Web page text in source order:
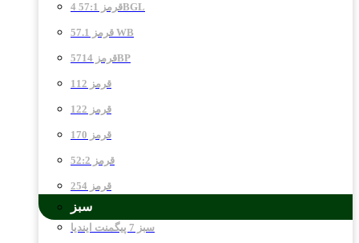
قرمز 57:1 4BGL
قرمز 57.1 WB
قرمز 5714BP
قرمز 112
قرمز 122
قرمز 170
قرمز 52:2
قرمز 254
سبز
سبز 7 پیگمنت ایندیا